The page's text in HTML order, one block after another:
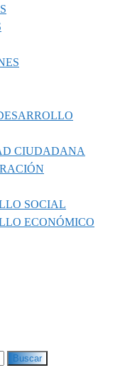
CIUDADANA
SOCIAL
ECONÓMICO